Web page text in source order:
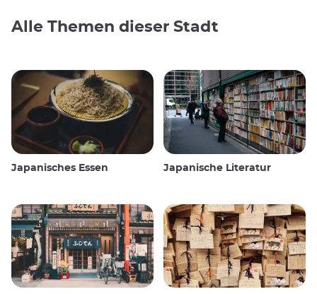
Alle Themen dieser Stadt
Japanisches Essen Japanische Literatur